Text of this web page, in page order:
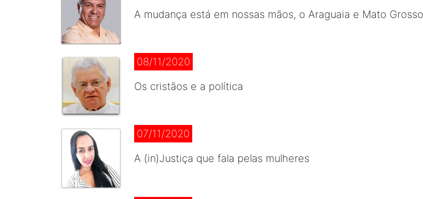
A mudança está em nossas mãos, o Araguaia e Mato
08/11/2020
Os cristãos e a política
07/11/2020
A (in)Justiça que fala pelas mulheres